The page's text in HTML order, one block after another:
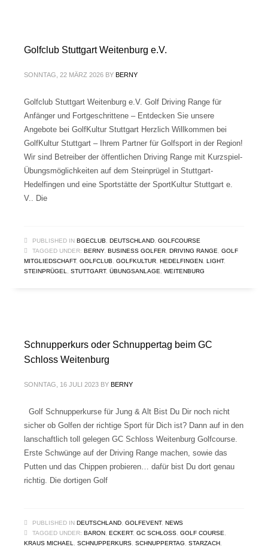
Golfclub Stuttgart Weitenburg e.V.
SONNTAG, 22 MÄRZ 2026 BY BERNY
Golfclub Stuttgart Weitenburg e.V. Golf Driving Range für
Anfänger und Fortgeschrittene – Entdecken Sie unsere
Angebote bei GolfKultur Stuttgart Herzlich Willkommen bei
GolfKultur Stuttgart – Ihrem Partner für Golfsport in der Region!
Wir sind Betreiber der öffentlichen Driving Range mit Kurzspiel-
Übungsmöglichkeiten auf dem Steinprügel in Stuttgart-
Hedelfingen und eine Sportstätte der SportKultur Stuttgart e.
V.. Die
PUBLISHED IN BGECLUB DEUTSCHLAND GOLFCOURSE
TAGGED UNDER: BERNY, BUSINESS GOLFER DRIVING RANGE
GOLF
MITGLIEDSCHAFT, GOLFCLUB GOLFKULTUR HEDELFINGEN LIGHT,
STEINPRÜGEL
STUTTGART, ÜBUNGSANLAGE WEITENBURG
Schnupperkurs oder Schnuppertag beim GC
Schloss Weitenburg
SONNTAG, 16 JULI 2023 BY BERNY
Golf Schnupperkurse für Jung & Alt Bist Du Dir noch nicht
sicher ob Golfen der richtige Sport für Dich ist? Dann auf in den
lanschaftlich toll gelegen GC Schloss Weitenburg Golfcourse.
Erste Schwünge auf der Driving Range machen, sowie das
Putten und das Chippen probieren… dafür bist Du dort genau
richtig. Die dortigen Golf
PUBLISHED IN DEUTSCHLAND GOLFEVENT, NEWS
TAGGED UNDER: BARON ECKERT, GC SCHLOSS GOLF COURSE
KRAUS MICHAEL
SCHNUPPERKURS SCHNUPPERTAG STARZACH